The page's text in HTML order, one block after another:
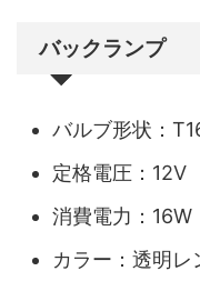
バックランプ
バルブ形状：
定格電圧：12V
消費電力：16W
カラー：透明